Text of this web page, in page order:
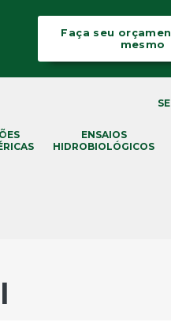
Faça seu
mesmo
ENSAIOS
HIDROBIOLÓGICOS